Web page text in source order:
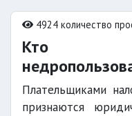
4924 количество
Кто
Плательщиками
признаются